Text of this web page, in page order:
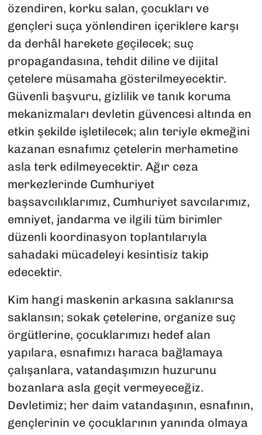
özendiren, korku salan, çocukları ve
gençleri suça yönlendiren içeriklere karşı
da derhâl harekete geçilecek; suç
propagandasına, tehdit diline ve dijital
çetelere müsamaha gösterilmeyecektir.
Güvenli başvuru, gizlilik ve tanık koruma
mekanizmaları devletin güvencesi altında en
etkin şekilde işletilecek; alın teriyle ekmeğini
kazanan esnafımız çetelerin merhametine
asla terk edilmeyecektir. Ağır ceza
merkezlerinde Cumhuriyet
başsavcılıklarımız, Cumhuriyet savcılarımız,
emniyet, jandarma ve ilgili tüm birimler
düzenli koordinasyon toplantılarıyla
sahadaki mücadeleyi kesintisiz takip
edecektir.
Kim hangi maskenin arkasına saklanırsa
saklansın; sokak çetelerine, organize suç
örgütlerine, çocuklarımızı hedef alan
yapılara, esnafımızı haraca bağlamaya
çalışanlara, vatandaşımızın huzurunu
bozanlara asla geçit vermeyeceğiz.
Devletimiz; her daim vatandaşının, esnafının,
gençlerinin ve çocuklarının yanında olmaya